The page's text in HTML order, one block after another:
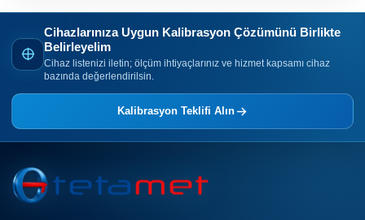
Cihazlarınıza Uygun Kalibrasyon Çözümünü Birlikte
Belirleyelim
Cihaz listenizi iletin; ölçüm ihtiyaçlarınız ve hizmet kapsamı cihaz
bazında değerlendirilsin.
Kalibrasyon Teklifi Alın